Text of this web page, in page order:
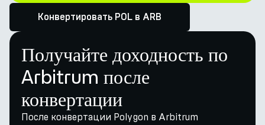
Конвертировать POL в ARB
Получайте доходность по
Arbitrum после
конвертации
После конвертации Polygon в Arbitrum